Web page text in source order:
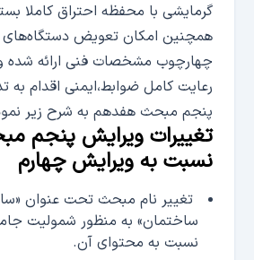
گرمایشی با محفظه احتراق کاملا
همچنین امکان تعویض دستگاه‌های
چهارچوب مشخصات فنی ارائه شده
رعایت کامل ضوابط‌،ایمنی اقدام به
پنجم مبحث هفدهم به شرح زیر
نسبت به ویرایش چهارم
تغییر نام مبحث تحت عنوان
ساختمان» به منظور شمولیت
نسبت به محتوای آن.